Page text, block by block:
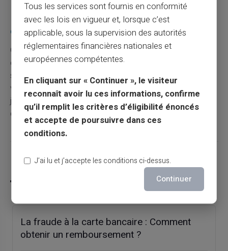
Peut-on se fier aux porte-monnaie
électroniques ?
Oui, les porte-monnaie électroniques sont généralement
considérés comme sûrs. Ils ajoutent une protection
supplémentaire en agissant comme intermédiaire entre
vous et le marchand. Les données sensibles ne sont
jamais partagées directement, réduisant ainsi le risque
de dérèglement financier et d'usurpation d'identité.
Partager cet article
La fraude à la carte bancaire : Comment
obtenir un remboursement ?
Tous les services sont fournis en conformité
avec les lois en vigueur et, lorsque c’est
applicable, sous la supervision des autorités
réglementaires financières nationales et
européennes compétentes.
En cliquant sur « Continuer », le visiteur
reconnaît avoir lu ces informations, confirme
qu’il remplit les critères d’éligibilité énoncés
et accepte de poursuivre dans ces
conditions.
J’ai lu et j’accepte les conditions ci-dessus.
Continuer